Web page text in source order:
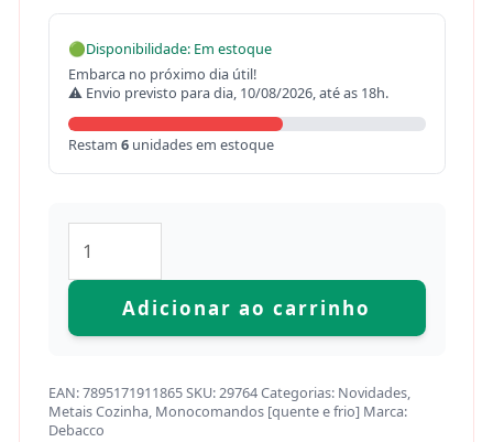
🟢Disponibilidade: Em estoque
Embarca no próximo dia útil!
⚠ Envio previsto para dia, 10/08/2026, até as 18h.
Restam 6unidades em estoque
Adicionar ao carrinho
EAN:7895171911865SKU:29764Categorias: Novidades,
Metais Cozinha, Monocomandos [quente e frio] Marca:
Debacco